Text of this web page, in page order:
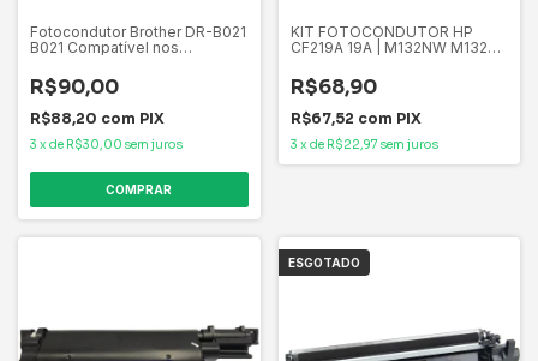
Fotocondutor Brother DR-B021
B021 Compatível nos
7520DW 7520 DCP-7535DW
7535DW 7535 12.000 pági
R$90,00
R$88,20 com PIX
3 x de R$30,00 sem juros
KIT FOTOCONDUTOR HP
CF219A 19A | M132NW M132FN
R$68,90
R$67,52 com PIX
3 x de R$22,97 sem juros
ESGOTADO